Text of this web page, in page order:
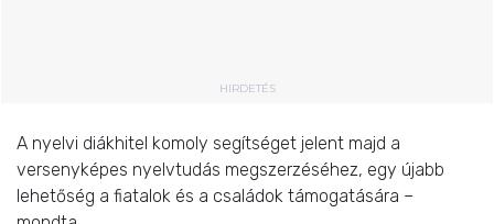
HIRDETÉS
A nyelvi diákhitel komoly segítséget jelent majd a
versenyképes nyelvtudás megszerzéséhez, egy újabb
lehetőség a fiatalok és a családok támogatására –